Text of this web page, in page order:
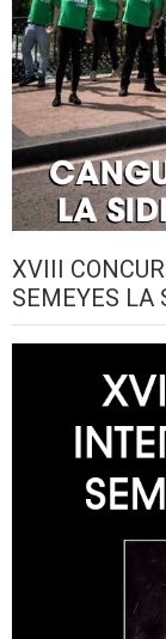
XVIII
SEMEYES LA